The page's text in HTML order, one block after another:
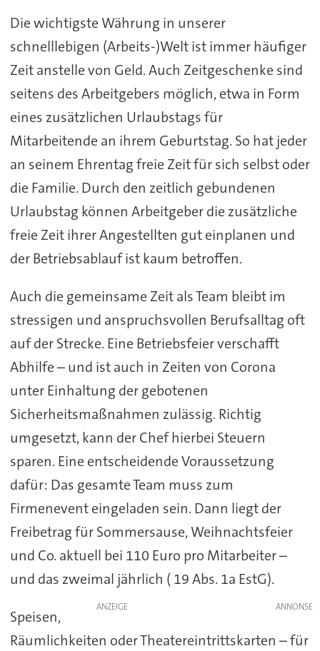
Die wichtigste Währung in unserer
schnelllebigen (Arbeits-)Welt ist immer häufiger
Zeit anstelle von Geld. Auch Zeitgeschenke sind
seitens des Arbeitgebers möglich, etwa in Form
eines zusätzlichen Urlaubstags für
Mitarbeitende an ihrem Geburtstag. So hat jeder
an seinem Ehrentag freie Zeit für sich selbst oder
die Familie. Durch den zeitlich gebundenen
Urlaubstag können Arbeitgeber die zusätzliche
freie Zeit ihrer Angestellten gut einplanen und
der Betriebsablauf ist kaum betroffen.
Auch die gemeinsame Zeit als Team bleibt im
stressigen und anspruchsvollen Berufsalltag oft
auf der Strecke. Eine Betriebsfeier verschafft
Abhilfe – und ist auch in Zeiten von Corona
unter Einhaltung der gebotenen
Sicherheitsmaßnahmen zulässig. Richtig
umgesetzt, kann der Chef hierbei Steuern
sparen. Eine entscheidende Voraussetzung
dafür: Das gesamte Team muss zum
Firmenevent eingeladen sein. Dann liegt der
Freibetrag für Sommersause, Weihnachtsfeier
und Co. aktuell bei 110 Euro pro Mitarbeiter –
und das zweimal jährlich ( 19 Abs. 1a EstG).
ANZEIGE
Speisen,
Räumlichkeiten oder Theatereintrittskarten – für